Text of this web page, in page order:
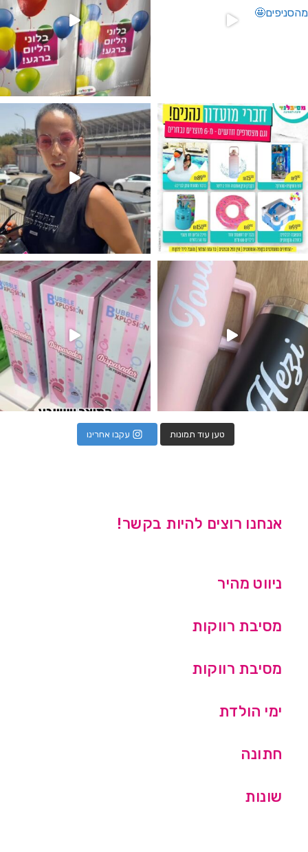
מין העובר רק במסיבלנד !! קיים
מטף לגילוי מין העובר חזר למלא
טען עוד תמונות עקבו אחרינו
אנחנו רוצים להיות בקשר!
ניווט מהיר
מסיבת רווקות
מסיבת רווקות
ימי הולדת
חתונה
שונות